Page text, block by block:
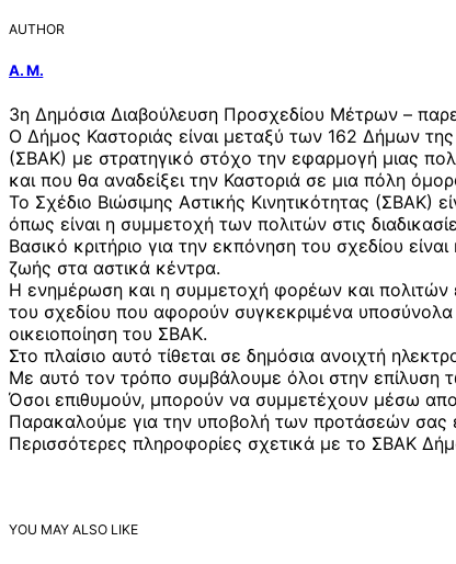
AUTHOR
Α. Μ.
3η Δημόσια Διαβούλευση Προσχεδίου Μέτρων –
Ο Δήμος Καστοριάς είναι μεταξύ των 162 Δήμων
(ΣΒΑΚ) με στρατηγικό στόχο την εφαρμογή μιας
και που θα αναδείξει την Καστοριά σε μια πόλη
Το Σχέδιο Βιώσιμης Αστικής Κινητικότητας (ΣΒΑΚ)
όπως είναι η συμμετοχή των πολιτών στις
Βασικό κριτήριο για την εκπόνηση του σχεδίου
ζωής στα αστικά κέντρα.
Η ενημέρωση και η συμμετοχή φορέων και πολιτών
του σχεδίου που αφορούν συγκεκριμένα υποσύνολα
οικειοποίηση του ΣΒΑΚ.
Στο πλαίσιο αυτό τίθεται σε δημόσια ανοιχτή
Με αυτό τον τρόπο συμβάλουμε όλοι στην επίλυση
Όσοι επιθυμούν, μπορούν να συμμετέχουν μέσω
Παρακαλούμε για την υποβολή των προτάσεών σας
Περισσότερες πληροφορίες σχετικά με το ΣΒΑΚ
YOU MAY ALSO LIKE